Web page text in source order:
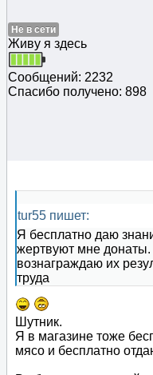
Не в сети
Живу я здесь
Сообщений: 2232
Спасибо получено: 898
tur55 пишет:
Я бесплатно даю
жертвуют мне
вознаграждаю их
труда
Шутник.
Я в магазине тоже
мясо и бесплатно